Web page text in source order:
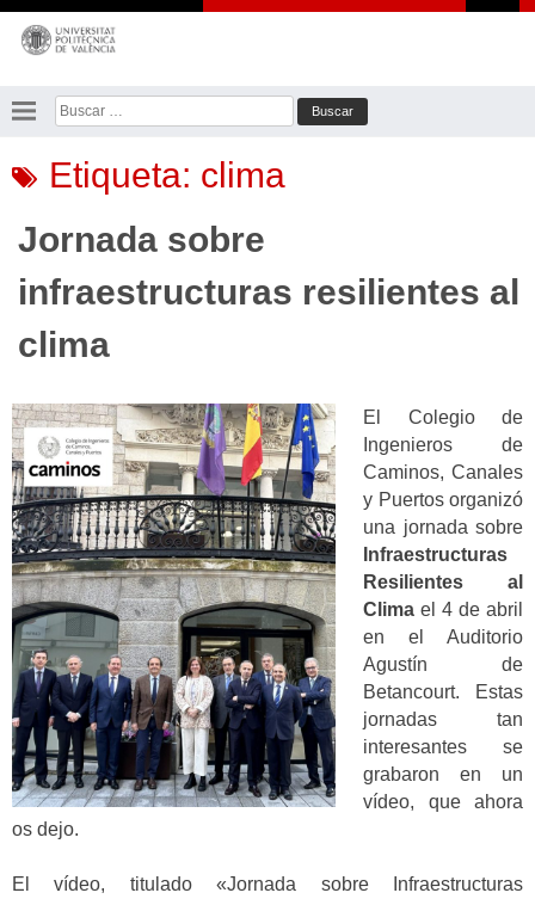
Saltar
contenido
Buscar:
Etiqueta: clima
Jornada sobre
infraestructuras resilientes al
clima
El Colegio de
Ingenieros de
Caminos, Canales
y Puertos organizó
una jornada sobre
Infraestructuras
Resilientes al
Clima el 4 de abril
en el Auditorio
Agustín de
Betancourt. Estas
jornadas tan
interesantes se
grabaron en un
vídeo, que ahora
os dejo.
El vídeo, titulado «Jornada sobre Infraestructuras